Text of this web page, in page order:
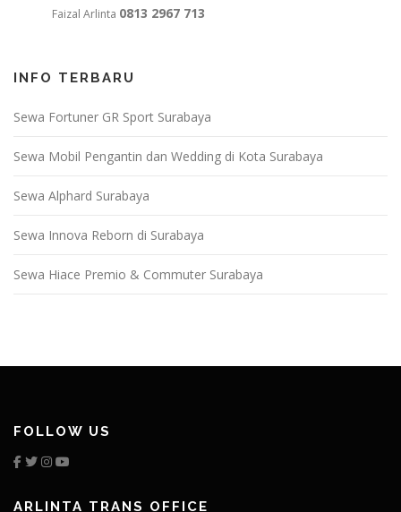
Faizal Arlinta 0813 2967 713
INFO TERBARU
Sewa Fortuner GR Sport Surabaya
Sewa Mobil Pengantin dan Wedding di Kota Surabaya
Sewa Alphard Surabaya
Sewa Innova Reborn di Surabaya
Sewa Hiace Premio & Commuter Surabaya
FOLLOW US
ARLINTA TRANS OFFICE